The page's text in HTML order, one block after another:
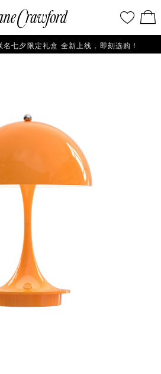
佛
探
界
的
愿
望
清
单
看
／
修
购
七夕限定礼盒 全新上线，即刻选购！